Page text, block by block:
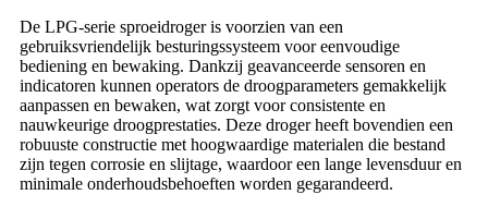
De LPG-serie sproeidroger is voorzien van een
gebruiksvriendelijk besturingssysteem voor eenvoudige
bediening en bewaking. Dankzij geavanceerde sensoren en
indicatoren kunnen operators de droogparameters gemakkelijk
aanpassen en bewaken, wat zorgt voor consistente en
nauwkeurige droogprestaties. Deze droger heeft bovendien een
robuuste constructie met hoogwaardige materialen die bestand
zijn tegen corrosie en slijtage, waardoor een lange levensduur en
minimale onderhoudsbehoeften worden gegarandeerd.